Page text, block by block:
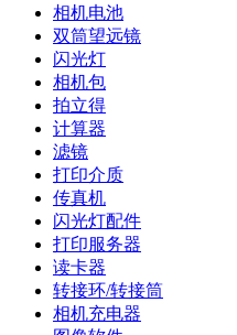
相机电池
双筒望远镜
闪光灯
相机包
拍立得
计算器
滤镜
打印介质
传真机
闪光灯配件
打印服务器
读卡器
转接环/转接筒
相机充电器